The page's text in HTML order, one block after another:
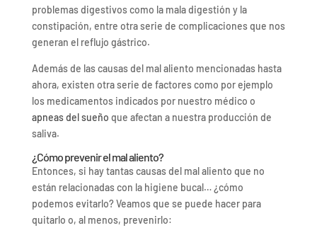
problemas digestivos como la mala digestión y la
constipación, entre otra serie de complicaciones que nos
generan el reflujo gástrico.
Además de las causas del mal aliento mencionadas hasta
ahora, existen otra serie de factores como por ejemplo
los medicamentos indicados por nuestro médico o
apneas del sueño que afectan a nuestra producción de
saliva.
¿Cómo prevenir el mal aliento?
Entonces, si hay tantas causas del mal aliento que no
están relacionadas con la higiene bucal… ¿cómo
podemos evitarlo? Veamos que se puede hacer para
quitarlo o, al menos, prevenirlo: